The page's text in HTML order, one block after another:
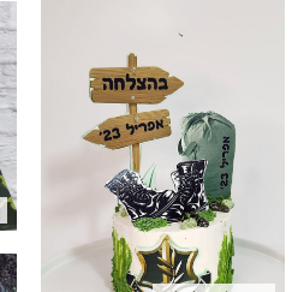
עוגת בנטו מעוצבת לגיוס לצבא
התקשר/י